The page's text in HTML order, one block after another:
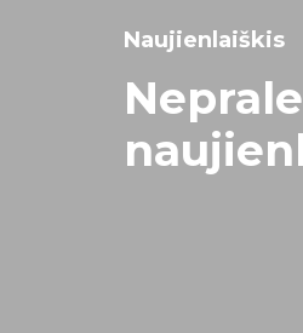
Naujienlaiškis